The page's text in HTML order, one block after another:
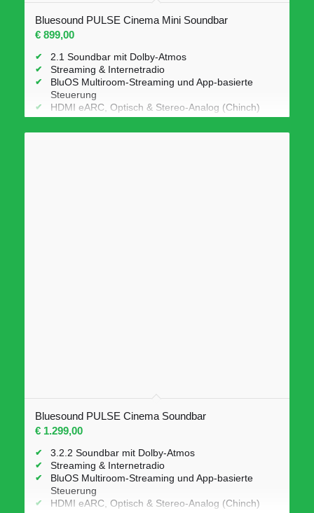
Bluesound PULSE Cinema Mini Soundbar
€899,00
2.1 Soundbar mit Dolby-Atmos
Streaming & Internetradio
BluOS Multiroom-Streaming und App-basierte
Steuerung
HDMI eARC, Optisch & Stereo-Analog (Chinch)
Subwoofer Ausgang
Bluetooth 5.2 aptX Adaptive
Bluesound PULSE Cinema Soundbar
€1.299,00
3.2.2 Soundbar mit Dolby-Atmos
Streaming & Internetradio
BluOS Multiroom-Streaming und App-basierte
Steuerung
HDMI eARC, Optisch & Stereo-Analog (Chinch)